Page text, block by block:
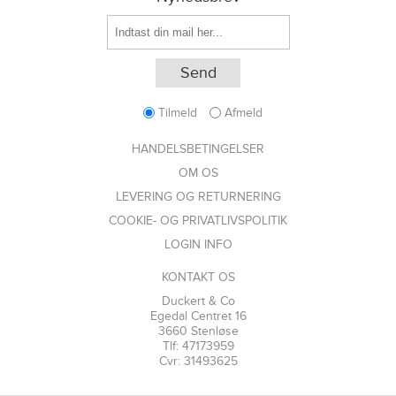
Tilmeld Afmeld
HANDELSBETINGELSER
OM OS
LEVERING OG RETURNERING
COOKIE- OG PRIVATLIVSPOLITIK
LOGIN INFO
KONTAKT OS
Duckert & Co
Egedal Centret 16
3660 Stenløse
Tlf: 47173959
Cvr: 31493625